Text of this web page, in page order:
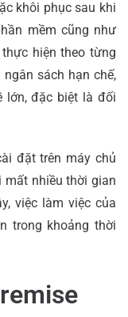
khôi phục sau khi
mềm cũng như
hiện theo từng
sách hạn chế,
lớn, đặc biệt là đối
đặt trên máy chủ
mất nhiều thời gian
việc làm việc của
trong khoảng thời